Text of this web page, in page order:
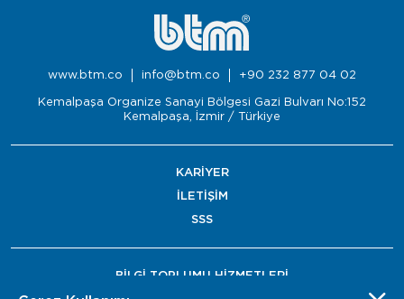
www.btm.co info@btm.co +90 232 877 04 02
Kemalpaşa Organize Sanayi Bölgesi Gazi Bulvarı No:152
Kemalpaşa, İzmir / Türkiye
KARİYER
İLETİŞİM
SSS
BİLGİ TOPLUMU HİZMETLERİ